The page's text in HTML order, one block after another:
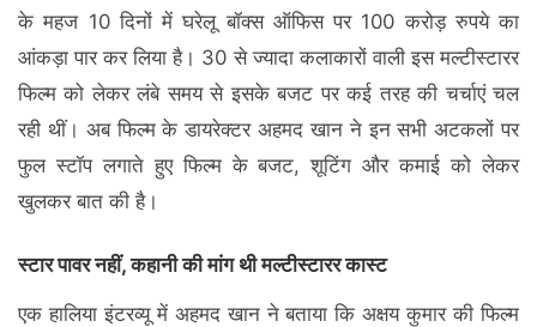
के महज 10 दिनों में घरेलू बॉक्स ऑफिस पर 100 करोड़ रुपये का
आंकड़ा पार कर लिया है। 30 से ज्यादा कलाकारों वाली इस मल्टीस्टारर
फिल्म को लेकर लंबे समय से इसके बजट पर कई तरह की चर्चाएं चल
रही थीं। अब फिल्म के डायरेक्टर अहमद खान ने इन सभी अटकलों पर
फुल स्टॉप लगाते हुए फिल्म के बजट, शूटिंग और कमाई को लेकर
खुलकर बात की है।
स्टार पावर नहीं, कहानी की मांग थी मल्टीस्टारर कास्ट
एक हालिया इंटरव्यू में अहमद खान ने बताया कि अक्षय कुमार की फिल्म